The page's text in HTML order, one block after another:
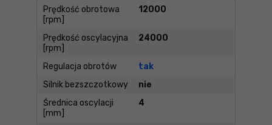
Prędkość obrotowa
[rpm]
12000
Prędkość oscylacyjna
[rpm]
24000
Regulacja obrotów
tak
Silnik bezszczotkowy
nie
Średnica oscylacji
[mm]
4